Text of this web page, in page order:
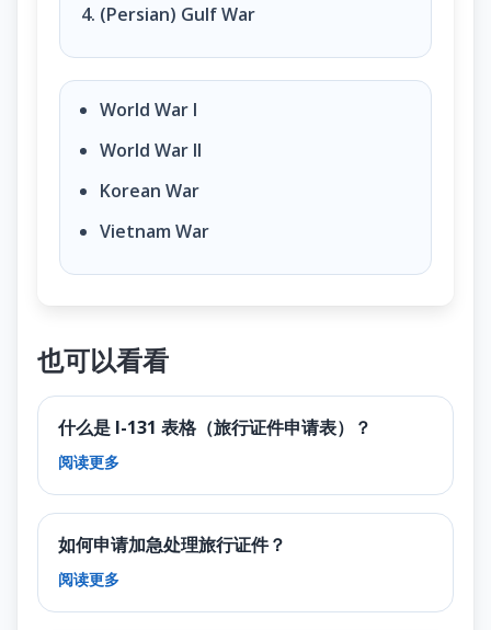
(Persian) Gulf War
World War I
World War II
Korean War
Vietnam War
也可以看看
什么是 I-131 表格（旅行证件申请表）？
阅读更多
如何申请加急处理旅行证件？
阅读更多